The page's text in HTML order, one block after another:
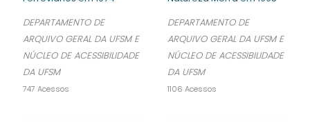
DEPARTAMENTO DE
ARQUIVO GERAL DA UFSM E
NÚCLEO DE ACESSIBILIDADE
DA UFSM
747 Acessos
DEPARTAMENTO DE
ARQUIVO GERAL DA UFSM E
NÚCLEO DE ACESSIBILIDADE
DA UFSM
1106 Acessos